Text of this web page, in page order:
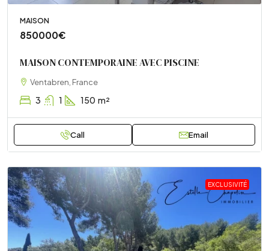
MAISON
850000€
MAISON CONTEMPORAINE AVEC PISCINE
Ventabren, France
3 1 150 m²
Call Email
EXCLUSIVITÉ